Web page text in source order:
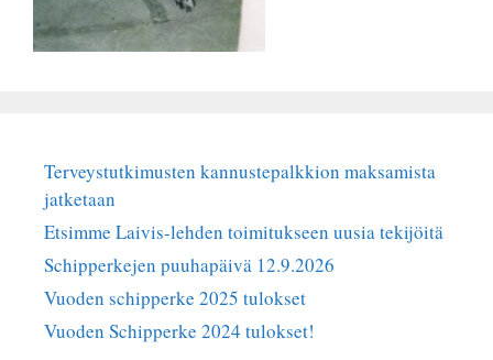
Terveystutkimusten kannustepalkkion maksamista
jatketaan
Etsimme Laivis-lehden toimitukseen uusia tekijöitä
Schipperkejen puuhapäivä 12.9.2026
Vuoden schipperke 2025 tulokset
Vuoden Schipperke 2024 tulokset!